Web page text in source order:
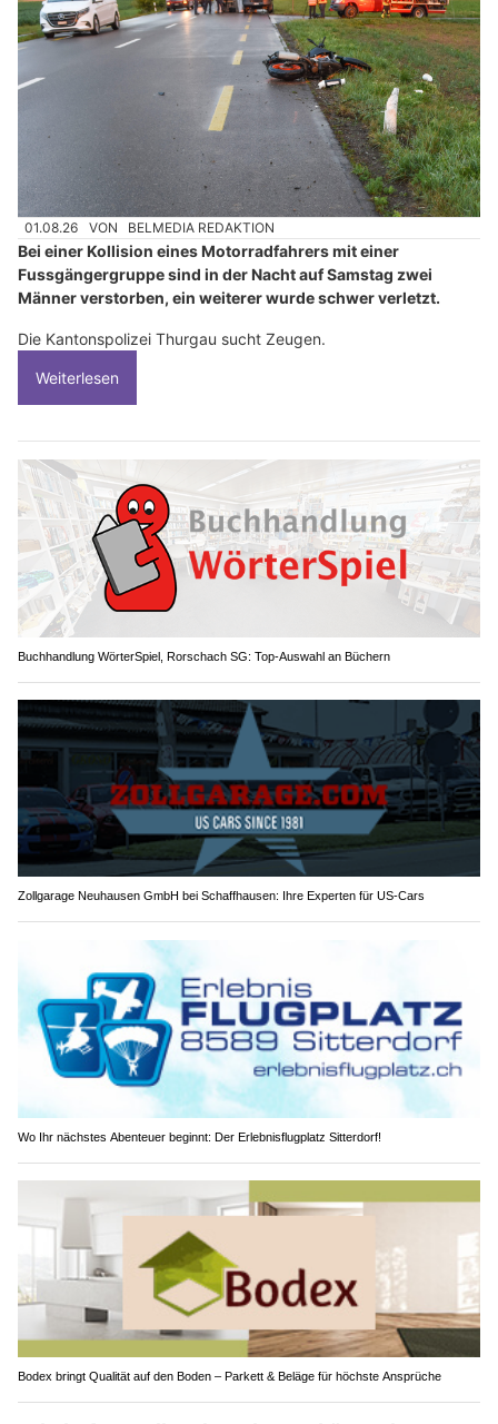
01.08.26 VON BELMEDIA REDAKTION
Bei einer Kollision eines Motorradfahrers mit einer
Fussgängergruppe sind in der Nacht auf Samstag zwei
Männer verstorben, ein weiterer wurde schwer verletzt.
Die Kantonspolizei Thurgau sucht Zeugen.
Weiterlesen
Buchhandlung WörterSpiel, Rorschach SG: Top-Auswahl an Büchern
Zollgarage Neuhausen GmbH bei Schaffhausen: Ihre Experten für US-Cars
Wo Ihr nächstes Abenteuer beginnt: Der Erlebnisflugplatz Sitterdorf!
Bodex bringt Qualität auf den Boden – Parkett & Beläge für höchste Ansprüche